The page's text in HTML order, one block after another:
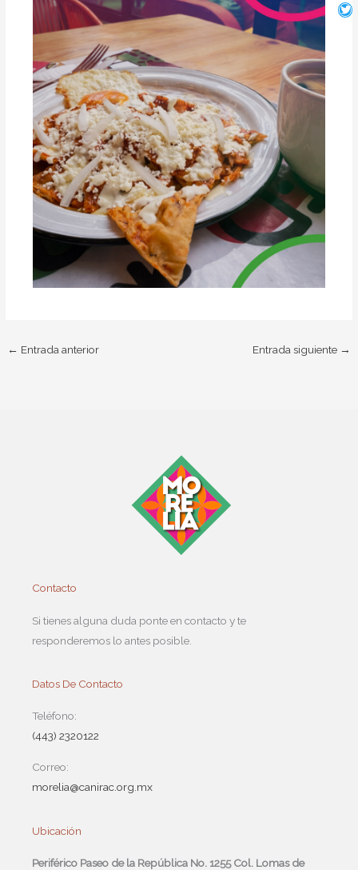
← Entrada anterior Entrada siguiente →
Contacto
Si tienes alguna duda ponte en contacto y te
responderemos lo antes posible.
Datos De Contacto
Teléfono:
(443) 2320122
Correo:
morelia@canirac.org.mx
Ubicación
Periférico Paseo de la República No. 1255 Col. Lomas de